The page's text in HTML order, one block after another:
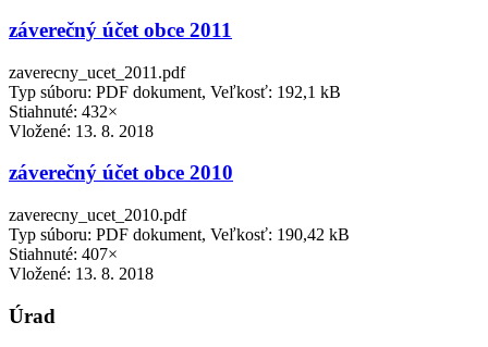
záverečný účet obce 2011
zaverecny_ucet_2011.pdf
Typ súboru: PDF dokument, Veľkosť: 192,1 kB
Stiahnuté: 432×
Vložené: 13. 8. 2018
záverečný účet obce 2010
zaverecny_ucet_2010.pdf
Typ súboru: PDF dokument, Veľkosť: 190,42 kB
Stiahnuté: 407×
Vložené: 13. 8. 2018
Úrad